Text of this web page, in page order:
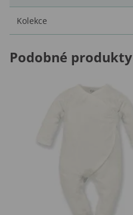
Kolekce
Podobné produkty